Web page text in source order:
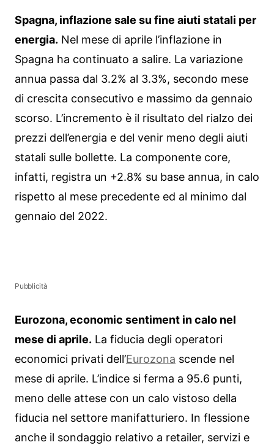
Spagna, inflazione sale su fine aiuti statali per
energia. Nel mese di aprile l’inflazione in
Spagna ha continuato a salire. La variazione
annua passa dal 3.2% al 3.3%, secondo mese
di crescita consecutivo e massimo da gennaio
scorso. L’incremento è il risultato del rialzo dei
prezzi dell’energia e del venir meno degli aiuti
statali sulle bollette. La componente core,
infatti, registra un +2.8% su base annua, in calo
rispetto al mese precedente ed al minimo dal
gennaio del 2022.
Pubblicità
Eurozona, economic sentiment in calo nel
mese di aprile. La fiducia degli operatori
economici privati dell’Eurozona scende nel
mese di aprile. L’indice si ferma a 95.6 punti,
meno delle attese con un calo vistoso della
fiducia nel settore manifatturiero. In flessione
anche il sondaggio relativo a retailer, servizi e